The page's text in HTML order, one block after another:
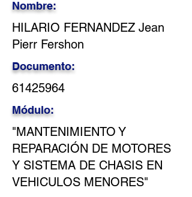
Nombre:
HILARIO FERNANDEZ Jean
Pierr Fershon
Documento:
61425964
Módulo:
"MANTENIMIENTO Y
REPARACIÓN DE MOTORES
Y SISTEMA DE CHASIS EN
VEHICULOS MENORES"